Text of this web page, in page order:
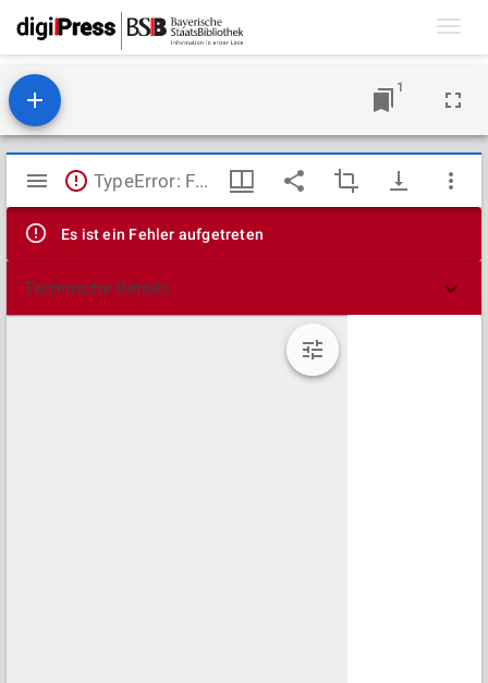
1
Mirador
Viewer
TypeError: Failed to fetch
Es ist ein Fehler aufgetreten
Technische Details